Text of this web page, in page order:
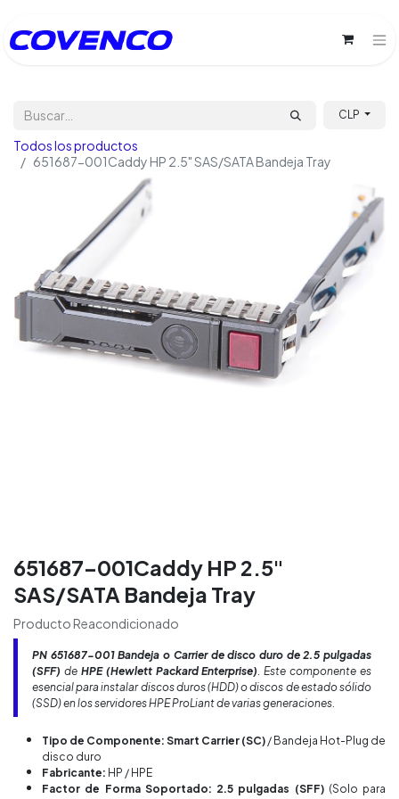
CLP
Todos los productos
651687-001Caddy HP 2.5" SAS/SATA Bandeja Tray
651687-001Caddy HP 2.5"
SAS/SATA Bandeja Tray
Producto Reacondicionado
PN 651687-001 Bandeja o Carrier de disco duro de 2.5 pulgadas
(SFF) de HPE (Hewlett Packard Enterprise). Este componente es
esencial para instalar discos duros (HDD) o discos de estado sólido
(SSD) en los servidores HPE ProLiant de varias generaciones.
Tipo de Componente: Smart Carrier (SC) / Bandeja Hot-Plug de
disco duro
Fabricante: HP / HPE
Factor de Forma Soportado: 2.5 pulgadas (SFF)(Solo para